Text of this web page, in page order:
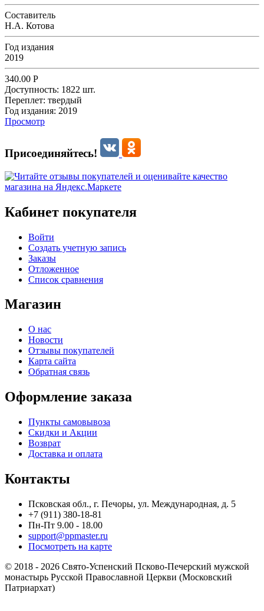
Составитель
Н.А. Котова
Год издания
2019
340.00 Р
Доступность: 1822 шт.
Переплет: твердый
Год издания: 2019
Просмотр
Присоединяйтесь!
Кабинет покупателя
Войти
Создать учетную запись
Заказы
Отложенное
Список сравнения
Магазин
О нас
Новости
Отзывы покупателей
Карта сайта
Обратная связь
Оформление заказа
Пункты самовывоза
Скидки и Акции
Возврат
Доставка и оплата
Контакты
Псковская обл., г. Печоры, ул. Международная, д. 5
+7 (911) 380-18-81
Пн-Пт 9.00 - 18.00
support@ppmaster.ru
Посмотреть на карте
© 2018 - 2026 Свято-Успенский Псково-Печерский мужской
монастырь Русской Православной Церкви (Московский
Патриархат)